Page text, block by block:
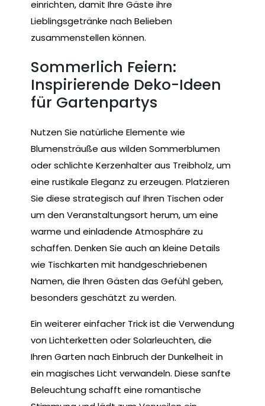
einrichten, damit Ihre Gäste ihre
Lieblingsgetränke nach Belieben
zusammenstellen können.
Sommerlich Feiern:
Inspirierende Deko-Ideen
für Gartenpartys
Nutzen Sie natürliche Elemente wie
Blumensträuße aus wilden Sommerblumen
oder schlichte Kerzenhalter aus Treibholz, um
eine rustikale Eleganz zu erzeugen. Platzieren
Sie diese strategisch auf Ihren Tischen oder
um den Veranstaltungsort herum, um eine
warme und einladende Atmosphäre zu
schaffen. Denken Sie auch an kleine Details
wie Tischkarten mit handgeschriebenen
Namen, die Ihren Gästen das Gefühl geben,
besonders geschätzt zu werden.
Ein weiterer einfacher Trick ist die Verwendung
von Lichterketten oder Solarleuchten, die
Ihren Garten nach Einbruch der Dunkelheit in
ein magisches Licht verwandeln. Diese sanfte
Beleuchtung schafft eine romantische